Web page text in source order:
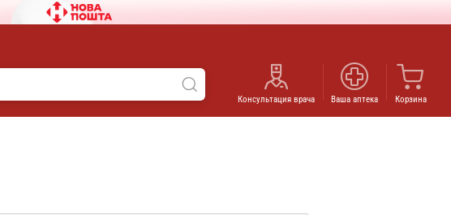
Консультация врача Ваша аптека Корзина